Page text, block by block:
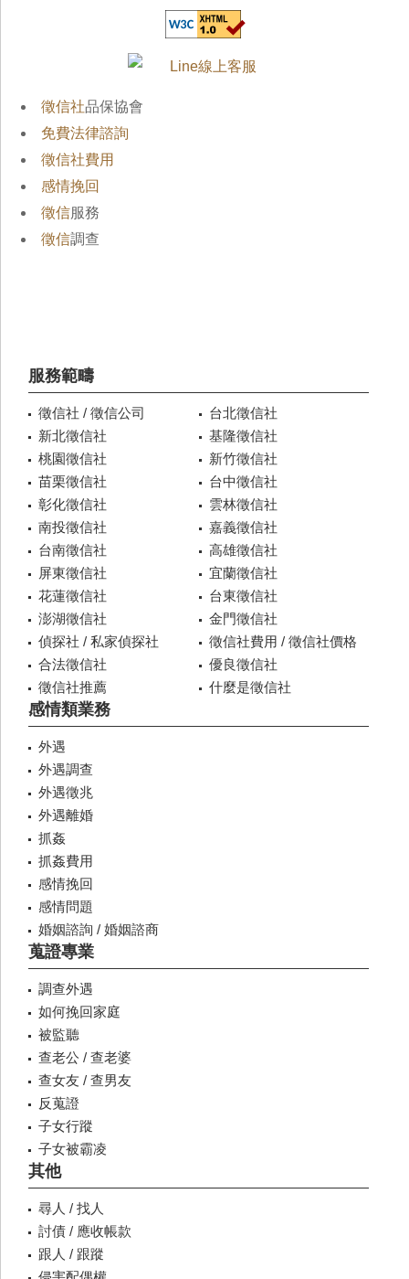
徵信社品保協會
免費法律諮詢
徵信社費用
感情挽回
徵信服務
徵信調查
服務範疇
徵信社 / 徵信公司
台北徵信社
新北徵信社
基隆徵信社
桃園徵信社
新竹徵信社
苗栗徵信社
台中徵信社
彰化徵信社
雲林徵信社
南投徵信社
嘉義徵信社
台南徵信社
高雄徵信社
屏東徵信社
宜蘭徵信社
花蓮徵信社
台東徵信社
澎湖徵信社
金門徵信社
偵探社 / 私家偵探社
徵信社費用 / 徵信社價格
合法徵信社
優良徵信社
徵信社推薦
什麼是徵信社
感情類業務
外遇
外遇調查
外遇徵兆
外遇離婚
抓姦
抓姦費用
感情挽回
感情問題
婚姻諮詢 / 婚姻諮商
蒐證專業
調查外遇
如何挽回家庭
被監聽
查老公 / 查老婆
查女友 / 查男友
反蒐證
子女行蹤
子女被霸凌
其他
尋人 / 找人
討債 / 應收帳款
跟人 / 跟蹤